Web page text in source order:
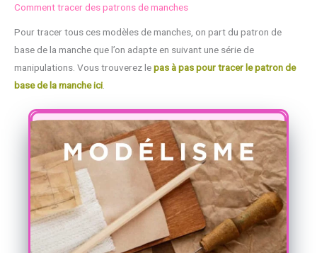
Comment tracer des patrons de manches
Pour tracer tous ces modèles de manches, on part du patron de
base de la manche que l’on adapte en suivant une série de
manipulations. Vous trouverez lepas à pas pour tracer le patron de
base de la manche ici